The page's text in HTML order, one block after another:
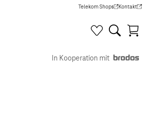
Telekom Shops
(Wird in einem neuen Tab
Kontakt
(Wird in
In Kooperation mit